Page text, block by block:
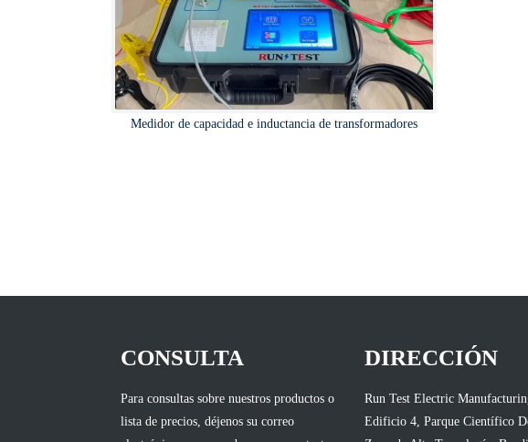
Medidor de capacidad e inductancia de transformadores
CONSULTA
Para consultas sobre nuestros productos o
lista de precios, déjenos su correo
DIRECCIÓN
Run Test Electric
Edificio 4, Parque Científico